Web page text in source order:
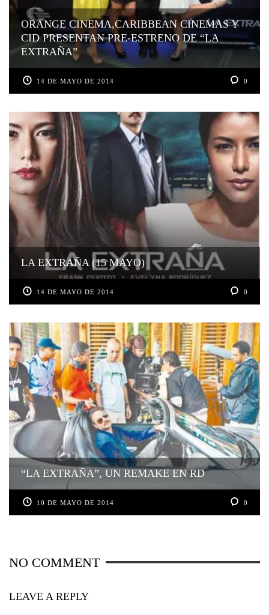
ORANGE CINEMA,CARIBBEAN CINEMAS Y
CID PRESENTAN PRE-ESTRENO DE “LA
EXTRAÑA”
14 DE MAYO DE 2014 0
LA EXTRAÑA (15 MAYO)
14 DE MAYO DE 2014 0
“LA EXTRAÑA”, UN REMAKE EN RD
10 DE MAYO DE 2014 0
NO COMMENT
LEAVE A REPLY